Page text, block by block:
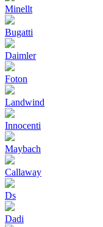
Minellt
Bugatti
Daimler
Foton
Landwind
Innocenti
Maybach
Callaway
Ds
Dadi